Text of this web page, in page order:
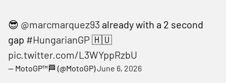
😎 @marcmarquez93 already with a 2 second
gap #HungarianGP 🇭🇺
pic.twitter.com/L3WYppRzbU
— MotoGP™🏁 (@MotoGP)June 6, 2026